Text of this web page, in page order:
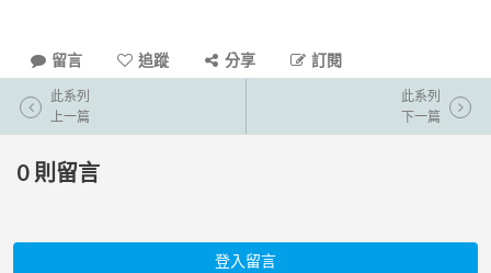
留言 追蹤 分享 訂閱
此系列
上一篇
此系列
下一篇
0 則留言
登入留言